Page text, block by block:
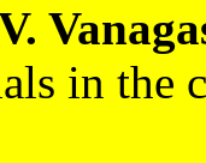
in the